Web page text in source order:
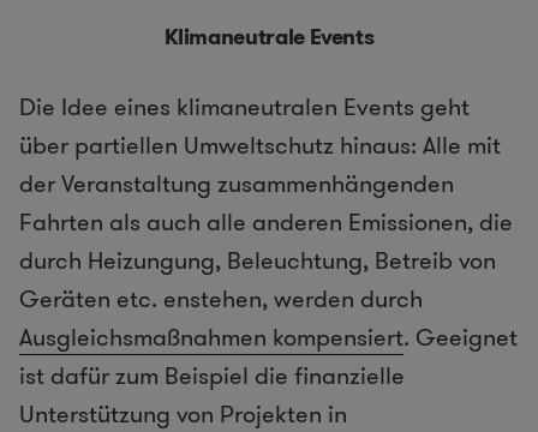
Klimaneutrale Events
Die Idee eines klimaneutralen Events geht
über partiellen Umweltschutz hinaus: Alle mit
der Veranstaltung zusammenhängenden
Fahrten als auch alle anderen Emissionen, die
durch Heizungung, Beleuchtung, Betreib von
Geräten etc. enstehen, werden durch
Ausgleichsmaßnahmen kompensiert. Geeignet
ist dafür zum Beispiel die finanzielle
Unterstützung von Projekten in